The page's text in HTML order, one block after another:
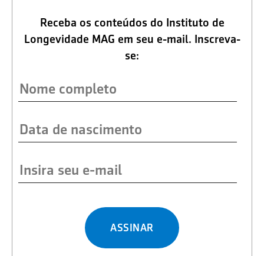
Receba os conteúdos do Instituto de
Longevidade MAG em seu e-mail. Inscreva-
se:
ASSINAR